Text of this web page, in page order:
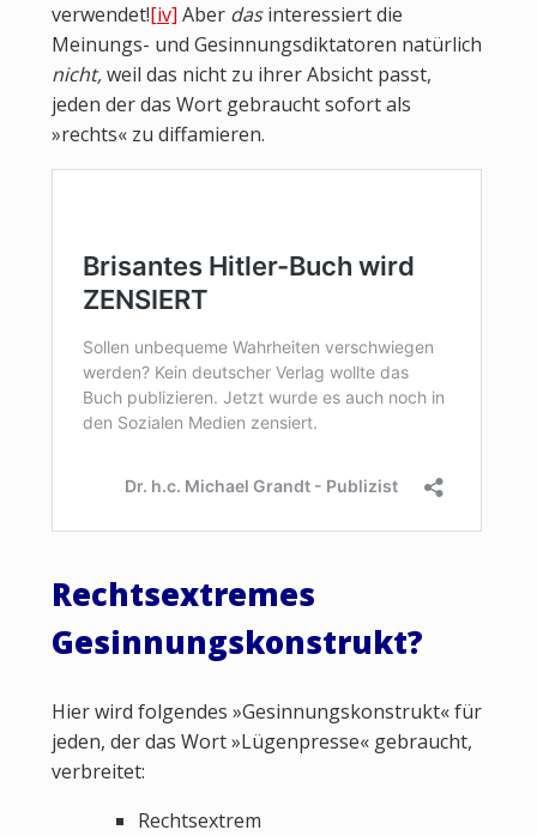
verwendet![iv] Aber dasinteressiert die
Meinungs- und Gesinnungsdiktatoren natürlich
nicht,weil das nicht zu ihrer Absicht passt,
jeden der das Wort gebraucht sofort als
»rechts« zu diffamieren.
Rechtsextremes
Gesinnungskonstrukt?
Hier wird folgendes »Gesinnungskonstrukt« für
jeden, der das Wort »Lügenpresse« gebraucht,
verbreitet:
Rechtsextrem